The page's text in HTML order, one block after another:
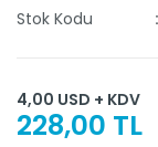
Stok Kodu
4,00 USD + KDV
228,00 TL